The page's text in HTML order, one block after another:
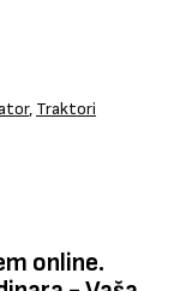
, Traktori
online.